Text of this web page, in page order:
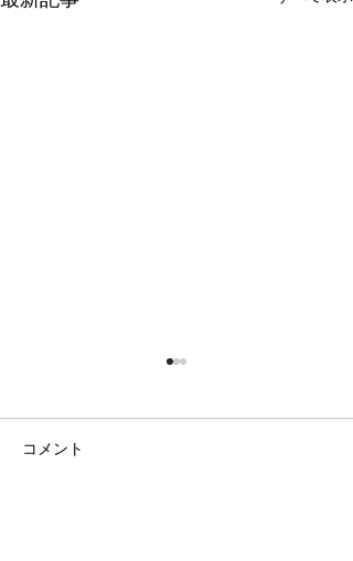
コメント